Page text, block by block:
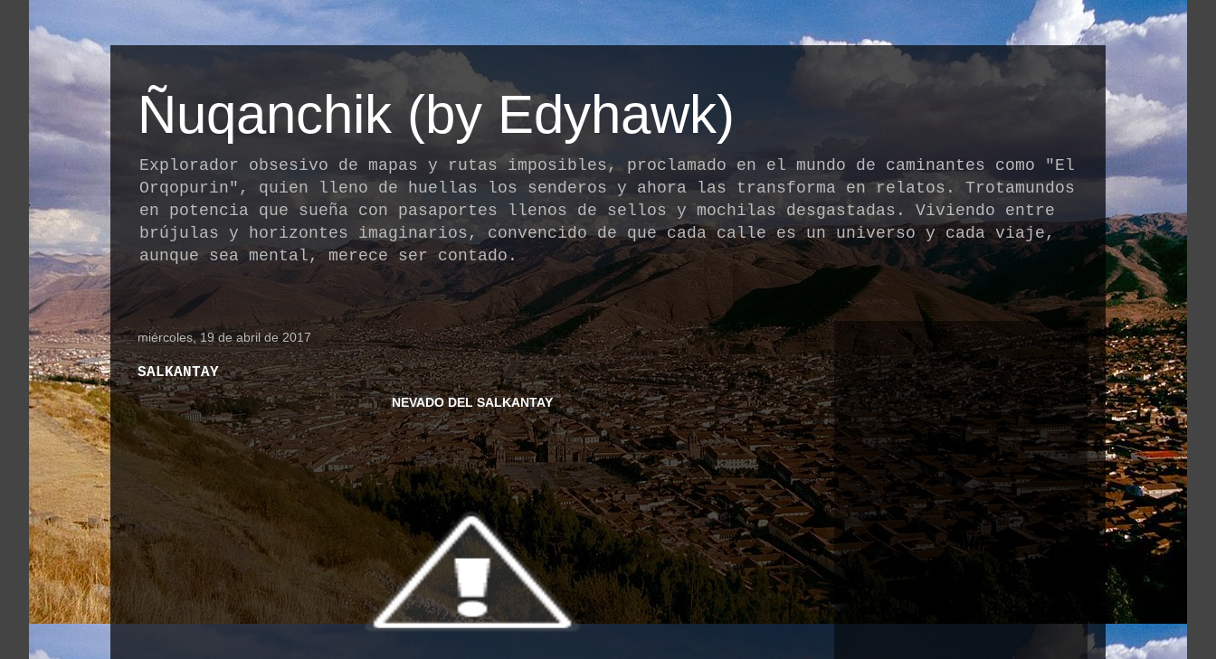
Ñuqanchik (by Edyhawk)
Explorador obsesivo de mapas y rutas imposibles, proclamado en el mundo de caminantes como "El
Orqopurin", quien lleno de huellas los senderos y ahora las transforma en relatos. Trotamundos
en potencia que sueña con pasaportes llenos de sellos y mochilas desgastadas. Viviendo entre
brújulas y horizontes imaginarios, convencido de que cada calle es un universo y cada viaje,
aunque sea mental, merece ser contado.
miércoles, 19 de abril de 2017
SALKANTAY
NEVADO DEL SALKANTAY